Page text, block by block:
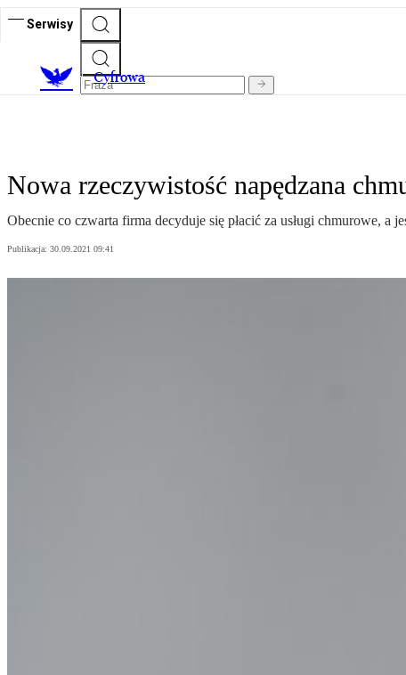
Serwisy
Cyfrowa
Nowa rzeczywistość napędzana
Obecnie co czwarta firma decyduje się płacić za usługi chmurowe, a
Publikacja: 30.09.2021 09:41